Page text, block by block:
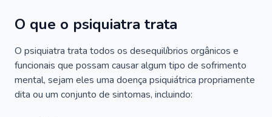
O que o psiquiatra trata
O psiquiatra trata todos os desequilíbrios orgânicos e
funcionais que possam causar algum tipo de sofrimento
mental, sejam eles uma doença psiquiátrica propriamente
dita ou um conjunto de sintomas, incluindo: